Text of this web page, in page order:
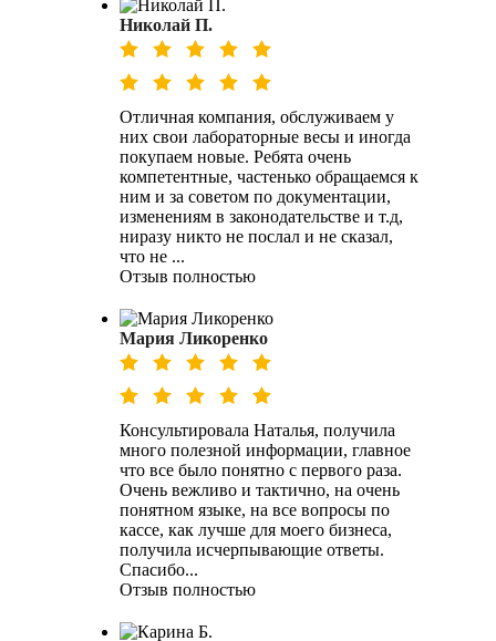
Николай П.
Отличная компания, обслуживаем у
них свои лабораторные весы и иногда
покупаем новые. Ребята очень
компетентные, частенько обращаемся к
ним и за советом по документации,
изменениям в законодательстве и т.д,
ниразу никто не послал и не сказал,
что не ...
Отзыв полностью
Мария Ликоренко
Консультировала Наталья, получила
много полезной информации, главное
что все было понятно с первого раза.
Очень вежливо и тактично, на очень
понятном языке, на все вопросы по
кассе, как лучше для моего бизнеса,
получила исчерпывающие ответы.
Спасибо...
Отзыв полностью